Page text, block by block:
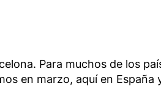
Para muchos de los
en marzo, aquí en España